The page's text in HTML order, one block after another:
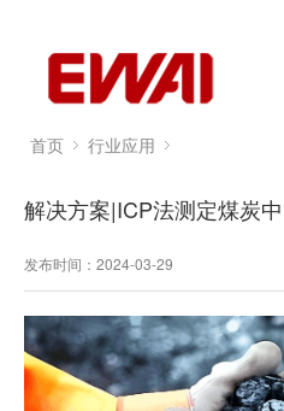
首页 行业应用
解决方案|ICP法测定煤炭
发布时间：2024-03-29